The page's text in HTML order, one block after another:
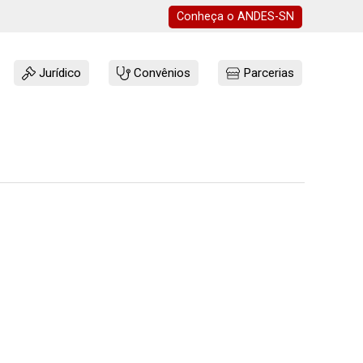
Conheça o ANDES-SN
Jurídico Convênios Parcerias